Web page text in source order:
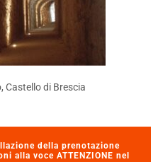
Castello di Brescia
della prenotazione
alla voce ATTENZIONE nel